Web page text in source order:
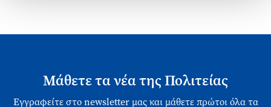
Μάθετε τα νέα της Πολιτείας
Εγγραφείτε στο newsletter μας και μάθετε πρώτοι όλα τα